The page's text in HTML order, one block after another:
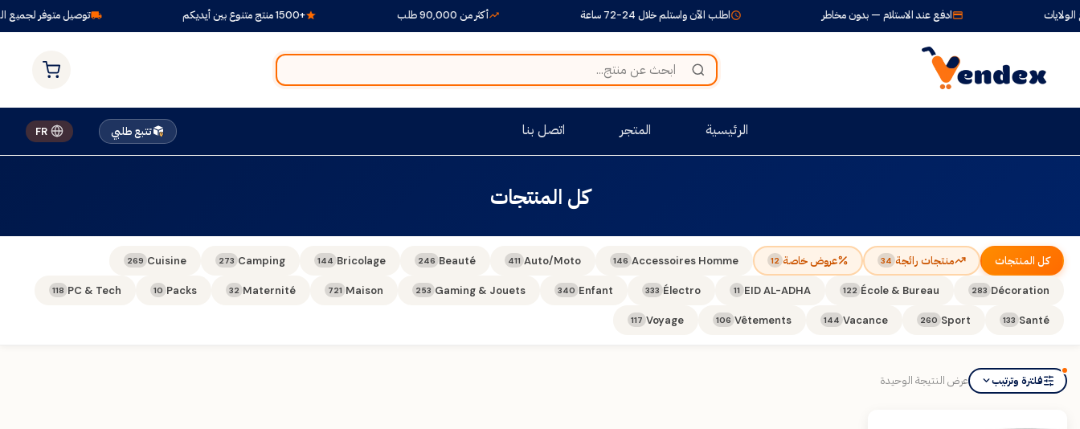
توصيل متوفر لجميع +1500 منتج متنوع بين أيديكم أكثر من 90,000 طلب اطلب الآن واستلم خلال 24-72 ساعة ادفع عند الاستلام — بدون مخاطر
الرئيسية المتجر اتصل بنا تتبع طلبي FR
كل المنتجات
كل المنتجات منتجات رائجة 34 عروض خاصة 12
Accessoires Homme
146
Auto/Moto
411
Beauté
246
Bricolage
144
Camping
273
Cuisine
269
Décoration
283
École & Bureau
122
EID AL-ADHA
11
Électro
333
Enfant
340
Gaming & Jouets
253
Maison
721
Maternité
32
Packs
10
PC & Tech
118
Santé
133
Sport
260
Vacance
144
Vêtements
106
Voyage
117
فلترة وترتيب عرض النتيجة الوحيدة